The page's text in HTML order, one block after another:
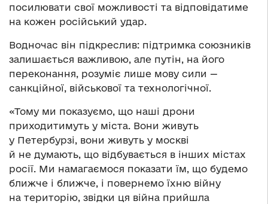
посилювати свої можливості та відповідатиме
на кожен російський удар.
Водночас він підкреслив: підтримка союзників
залишається важливою, але путін, на його
переконання, розуміє лише мову сили —
санкційної, військової та технологічної.
«Тому ми показуємо, що наші дрони
приходитимуть у міста. Вони живуть
у Петербурзі, вони живуть у москві
й не думають, що відбувається в інших містах
росії. Ми намагаємося показати їм, що будемо
ближче і ближче, і повернемо їхню війну
на територію, звідки ця війна прийшла